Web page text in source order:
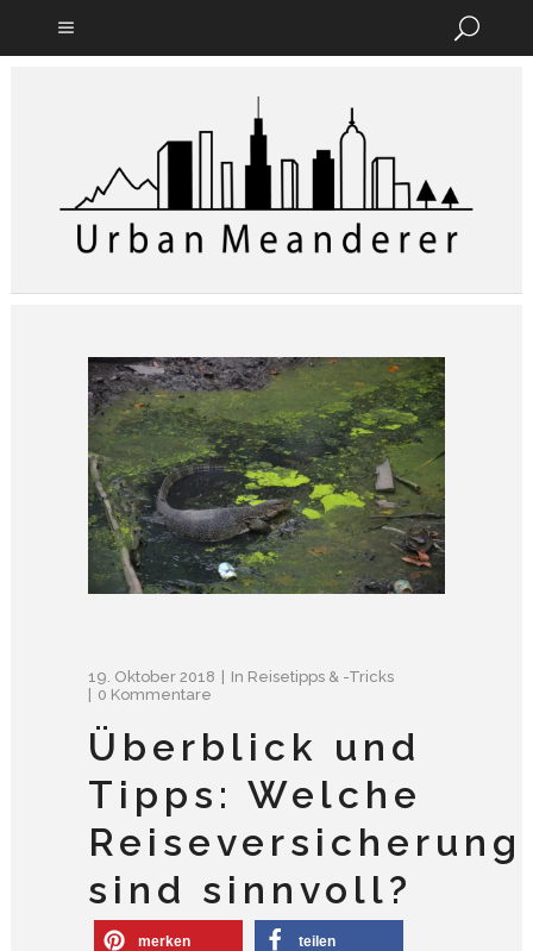
19. Oktober 2018 In Reisetipps & -tricks
0 Kommentare
Überblick und
Tipps: Welche
sind sinnvoll?
merken teilen